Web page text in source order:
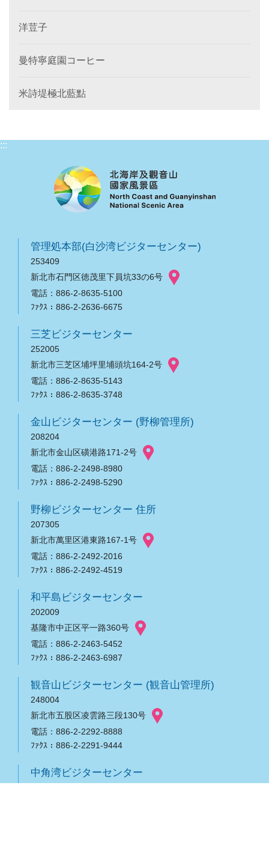
洋荳子
曼特寧庭園コーヒー
米詩堤極北藍點
:::
管理処本部(白沙湾ビジターセンター)
253409
新北市石門区徳茂里下員坑33の6号
電話：886-2-8635-5100
ﾌｧｸｽ：886-2-2636-6675
三芝ビジターセンター
252005
新北市三芝区埔坪里埔頭坑164-2号
電話：886-2-8635-5143
ﾌｧｸｽ：886-2-8635-3748
金山ビジターセンター (野柳管理所)
208204
新北市金山区磺港路171-2号
電話：886-2-2498-8980
ﾌｧｸｽ：886-2-2498-5290
野柳ビジターセンター 住所
207305
新北市萬里区港東路167-1号
電話：886-2-2492-2016
ﾌｧｸｽ：886-2-2492-4519
和平島ビジターセンター
202009
基隆市中正区平一路360号
電話：886-2-2463-5452
ﾌｧｸｽ：886-2-2463-6987
観音山ビジターセンター (観音山管理所)
248004
新北市五股区凌雲路三段130号
電話：886-2-2292-8888
ﾌｧｸｽ：886-2-2291-9444
中角湾ビジターセンター